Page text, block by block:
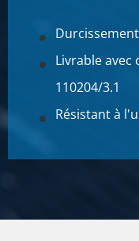
Livrable avec
110204/3.1
Résistant à